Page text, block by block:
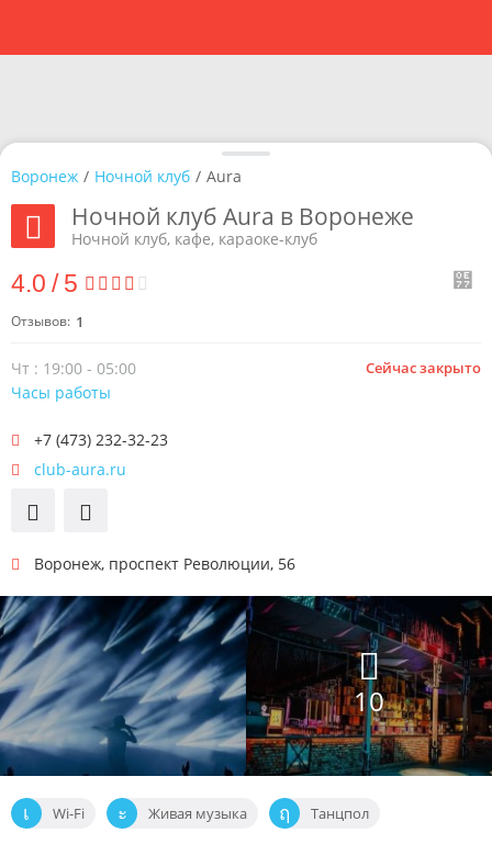
10
Wi-Fi Живая музыка Танцпол
Воронеж / Ночной клуб / Aura
Ночной клуб Aura в Воронеже
Ночной клуб, кафе, караоке-клуб
4.0 / 5
Отзывов: 1
+7 (473) 232-32-23
club-aura.ru
Воронеж, проспект Революции, 56
Сейчас закрыто
Чт : 19:00 - 05:00
Часы работы